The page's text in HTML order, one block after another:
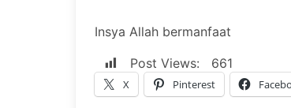
Insya Allah bermanfaat
Post Views:
661
X Pinterest